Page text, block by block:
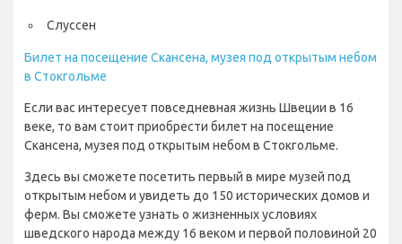
Слуссен
Билет на посещение Скансена, музея под открытым небом
в Стокгольме
Если вас интересует повседневная жизнь Швеции в 16
веке, то вам стоит приобрести билет на посещение
Скансена, музея под открытым небом в Стокгольме.
Здесь вы сможете посетить первый в мире музей под
открытым небом и увидеть до 150 исторических домов и
ферм. Вы сможете узнать о жизненных условиях
шведского народа между 16 веком и первой половиной 20